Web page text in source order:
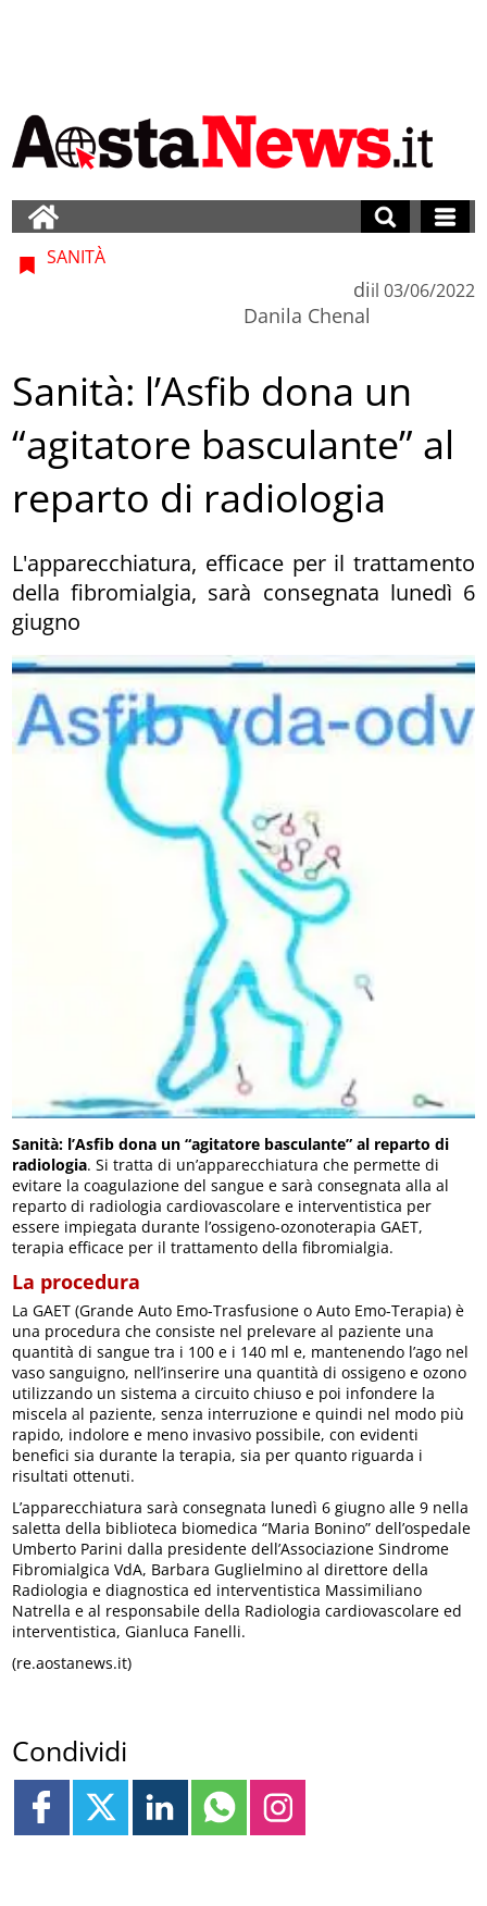
SANITÀ
di
Danila Chenal
il 03/06/2022
Sanità: l’Asfib dona un
“agitatore basculante” al
reparto di radiologia
L'apparecchiatura, efficace per il trattamento
della fibromialgia, sarà consegnata lunedì 6
giugno
Sanità: l’Asfib dona un “agitatore basculante” al reparto di
radiologia. Si tratta di un’apparecchiatura che permette di
evitare la coagulazione del sangue e sarà consegnata alla al
reparto di radiologia cardiovascolare e interventistica per
essere impiegata durante l’ossigeno-ozonoterapia GAET,
terapia efficace per il trattamento della fibromialgia.
La procedura
La GAET (Grande Auto Emo-Trasfusione o Auto Emo-Terapia) è
una procedura che consiste nel prelevare al paziente una
quantità di sangue tra i 100 e i 140 ml e, mantenendo l’ago nel
vaso sanguigno, nell’inserire una quantità di ossigeno e ozono
utilizzando un sistema a circuito chiuso e poi infondere la
miscela al paziente, senza interruzione e quindi nel modo più
rapido, indolore e meno invasivo possibile, con evidenti
benefici sia durante la terapia, sia per quanto riguarda i
risultati ottenuti.
L’apparecchiatura sarà consegnata lunedì 6 giugno alle 9 nella
saletta della biblioteca biomedica “Maria Bonino” dell’ospedale
Umberto Parini dalla presidente dell’Associazione Sindrome
Fibromialgica VdA, Barbara Guglielmino al direttore della
Radiologia e diagnostica ed interventistica Massimiliano
Natrella e al responsabile della Radiologia cardiovascolare ed
interventistica, Gianluca Fanelli.
(re.aostanews.it)
Condividi